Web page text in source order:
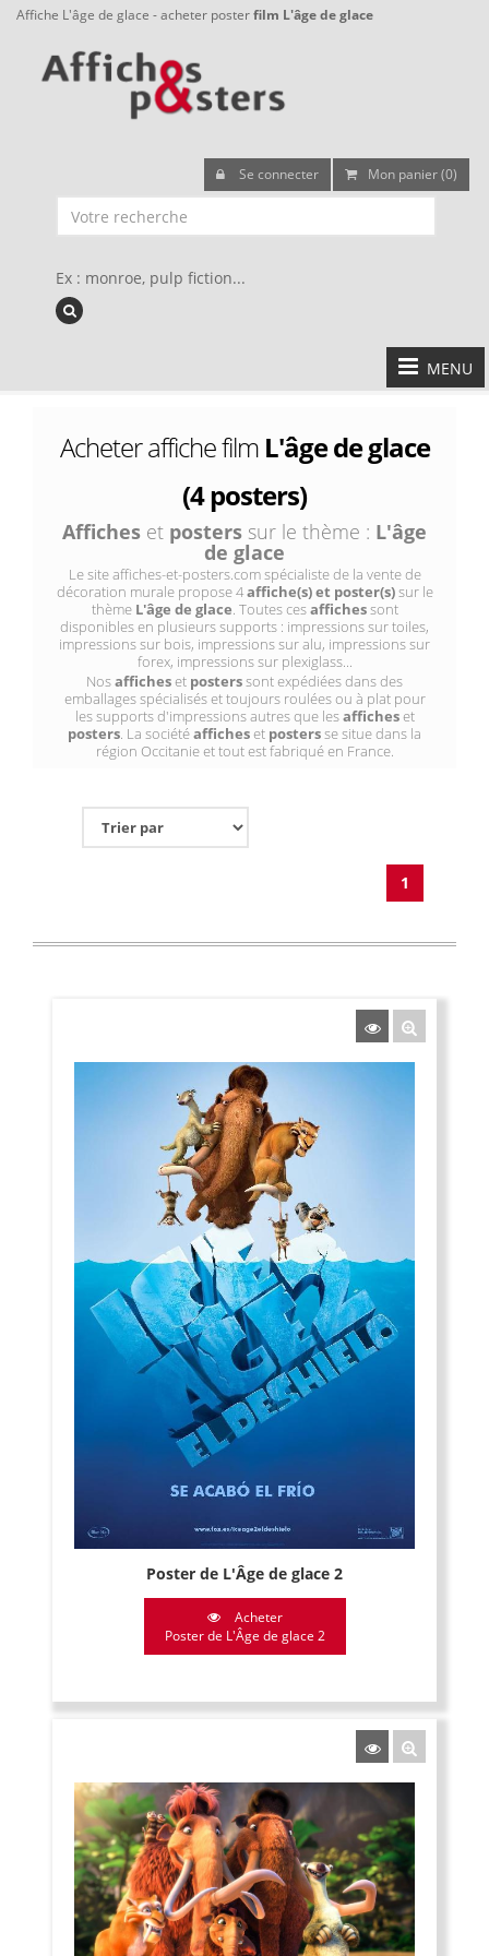
Affiche L'âge de glace - acheter posterfilm L'âge de glace
Se connecter Mon panier (0)
Ex : monroe, pulp fiction...
MENU
Acheter affiche film L'âge de glace
(4 posters)
Affiches et posters sur le thème : L'âge
de glace
Le site affiches-et-posters.com spécialiste de la vente de
décoration murale propose 4affiche(s) et poster(s)sur le
thème L'âge de glace. Toutes cesaffichessont
disponibles en plusieurs supports : impressions sur toiles,
impressions sur bois, impressions sur alu, impressions sur
forex, impressions sur plexiglass...
Nosafficheset posterssont expédiées dans des
emballages spécialisés et toujours roulées ou à plat pour
les supports d'impressions autres que lesafficheset
posters. La sociétéafficheset postersse situe dans la
région Occitanie et tout est fabriqué en France.
1
Poster de L'Âge de glace 2
Acheter
Poster de L'Âge de glace 2